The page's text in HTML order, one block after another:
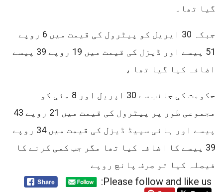
گیا تھا۔
جبکہ 30 ایریل کو پیٹرول کی قیمت میں 6 روپے
51 پیسے اور ڈیزل کی قیمت میں 19 روپے 39 پیسے
اضافہ کیا گیا تھا ،
حکومت کی جانب سے 30 اپریل اور 8 مئی کو
مجموعی طور پر پیٹرول کی قیمت میں 21 روپے 43
پیسے اور ہائی سپیڈ ڈیزل کی قیمت میں 34 روپے
39 پیسے کا اضافہ کیا تھا مگر جب کمی کرنے کا
فیصلہ کیا تو صرف پانچ روپے
Please follow and like us: